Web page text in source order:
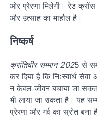
ओर प्रेरणा मिलेगी। रेड
और उत्साह का माहौल है।
निष्कर्ष
क्रांतिवीर सम्मान 2025 से
कर दिया है कि निःस्वार्थ
न केवल जीवन बचाया जा
भी लाया जा सकता है। यह
प्रेरणा और गर्व का स्रोत बना